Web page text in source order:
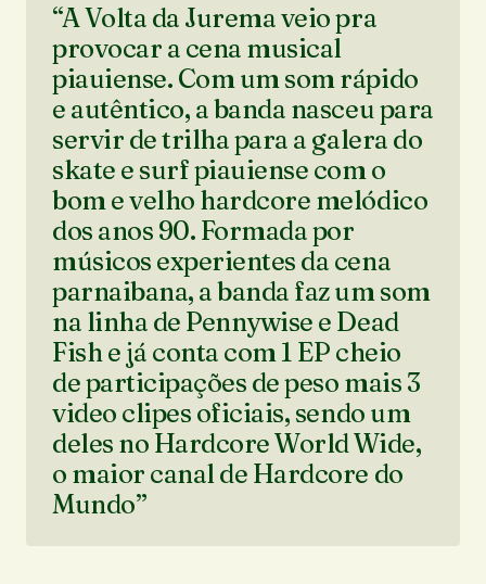
“A Volta da Jurema veio pra
provocar a cena musical
piauiense. Com um som rápido
e autêntico, a banda nasceu para
servir de trilha para a galera do
skate e surf piauiense com o
bom e velho hardcore melódico
dos anos 90. Formada por
músicos experientes da cena
parnaibana, a banda faz um som
na linha de Pennywise e Dead
Fish e já conta com 1 EP cheio
de participações de peso mais 3
video clipes oficiais, sendo um
deles no Hardcore World Wide,
o maior canal de Hardcore do
Mundo”